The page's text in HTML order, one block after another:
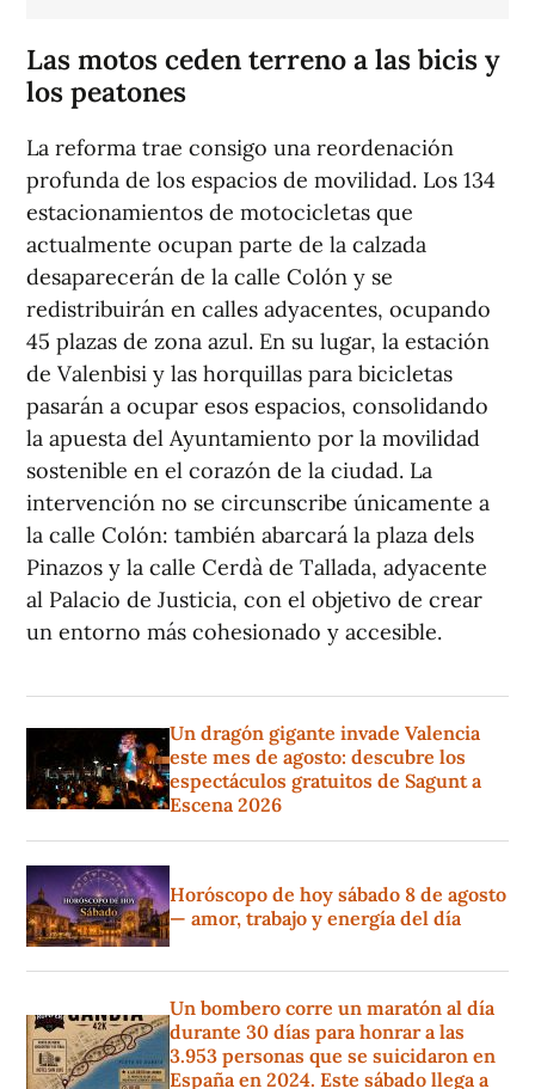
Las motos ceden terreno a las bicis y
los peatones
La reforma trae consigo una reordenación
profunda de los espacios de movilidad. Los 134
estacionamientos de motocicletas que
actualmente ocupan parte de la calzada
desaparecerán de la calle Colón y se
redistribuirán en calles adyacentes, ocupando
45 plazas de zona azul. En su lugar, la estación
de Valenbisi y las horquillas para bicicletas
pasarán a ocupar esos espacios, consolidando
la apuesta del Ayuntamiento por la movilidad
sostenible en el corazón de la ciudad. La
intervención no se circunscribe únicamente a
la calle Colón: también abarcará la plaza dels
Pinazos y la calle Cerdà de Tallada, adyacente
al Palacio de Justicia, con el objetivo de crear
un entorno más cohesionado y accesible.
Un dragón gigante invade Valencia
este mes de agosto: descubre los
espectáculos gratuitos de Sagunt a
Escena 2026
Horóscopo de hoy sábado 8 de agosto
— amor, trabajo y energía del día
Un bombero corre un maratón al día
durante 30 días para honrar a las
3.953 personas que se suicidaron en
España en 2024. Este sábado llega a